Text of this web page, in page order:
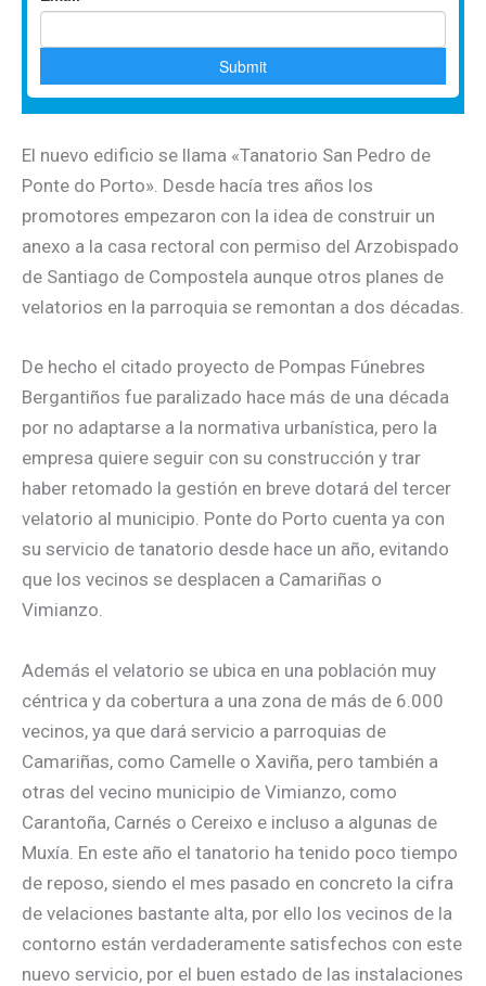
El nuevo edificio se llama «Tanatorio San Pedro de
Ponte do Porto». Desde hacía tres años los
promotores empezaron con la idea de construir un
anexo a la casa rectoral con permiso del Arzobispado
de Santiago de Compostela aunque otros planes de
velatorios en la parroquia se remontan a dos décadas.
De hecho el citado proyecto de Pompas Fúnebres
Bergantiños fue paralizado hace más de una década
por no adaptarse a la normativa urbanística, pero la
empresa quiere seguir con su construcción y trar
haber retomado la gestión en breve dotará del tercer
velatorio al municipio. Ponte do Porto cuenta ya con
su servicio de tanatorio desde hace un año, evitando
que los vecinos se desplacen a Camariñas o
Vimianzo.
Además el velatorio se ubica en una población muy
céntrica y da cobertura a una zona de más de 6.000
vecinos, ya que dará servicio a parroquias de
Camariñas, como Camelle o Xaviña, pero también a
otras del vecino municipio de Vimianzo, como
Carantoña, Carnés o Cereixo e incluso a algunas de
Muxía. En este año el tanatorio ha tenido poco tiempo
de reposo, siendo el mes pasado en concreto la cifra
de velaciones bastante alta, por ello los vecinos de la
contorno están verdaderamente satisfechos con este
nuevo servicio, por el buen estado de las instalaciones